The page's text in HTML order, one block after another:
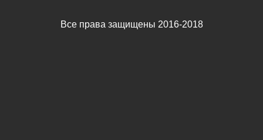
Все права защищены 2016-2018